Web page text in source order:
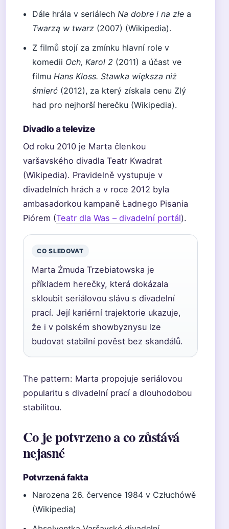
Dále hrála v seriálech Na dobre i na złe a
Twarzą w twarz (2007) (Wikipedia).
Z filmů stojí za zmínku hlavní role v
komedii Och, Karol 2 (2011) a účast ve
filmu Hans Kloss. Stawka większa niż
śmierć (2012), za který získala cenu Zlý
had pro nejhorší herečku (Wikipedia).
Divadlo a televize
Od roku 2010 je Marta členkou
varšavského divadla Teatr Kwadrat
(Wikipedia). Pravidelně vystupuje v
divadelních hrách a v roce 2012 byla
ambasadorkou kampaně Ładnego Pisania
Piórem (Teatr dla Was – divadelní portál).
CO SLEDOVAT
Marta Żmuda Trzebiatowska je
příkladem herečky, která dokázala
skloubit seriálovou slávu s divadelní
prací. Její kariérní trajektorie ukazuje,
že i v polském showbyznysu lze
budovat stabilní pověst bez skandálů.
The pattern: Marta propojuje seriálovou
popularitu s divadelní prací a dlouhodobou
stabilitou.
Co je potvrzeno a co zůstává
nejasné
Potvrzená fakta
Narozena 26. července 1984 v Człuchówě
(Wikipedia)